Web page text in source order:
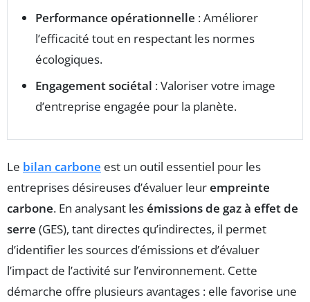
Performance opérationnelle : Améliorer
l’efficacité tout en respectant les normes
écologiques.
Engagement sociétal : Valoriser votre image
d’entreprise engagée pour la planète.
Le bilan carbone est un outil essentiel pour les
entreprises désireuses d’évaluer leurempreinte
carbone. En analysant lesémissions de gaz à effet de
serre (GES), tant directes qu’indirectes, il permet
d’identifier les sources d’émissions et d’évaluer
l’impact de l’activité sur l’environnement. Cette
démarche offre plusieurs avantages : elle favorise une